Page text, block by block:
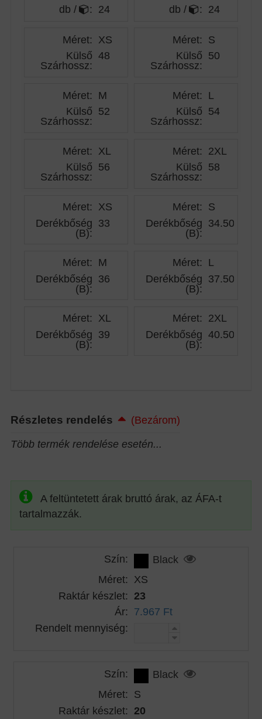
db / : 24 db / : 24
Méret: XS
Külső
Szárhossz:
48
Méret: S
Külső
Szárhossz:
50
Méret: M
Külső
Szárhossz:
52
Méret: L
Külső
Szárhossz:
54
Méret: XL
Külső
Szárhossz:
56
Méret: 2XL
Külső
Szárhossz:
58
Méret: XS
Derékbőség
(B):
33
Méret: S
Derékbőség
(B):
34.50
Méret: M
Derékbőség
(B):
36
Méret: L
Derékbőség
(B):
37.50
Méret: XL
Derékbőség
(B):
39
Méret: 2XL
Derékbőség
(B):
40.50
Részletes rendelés
(Bezárom)
Több termék rendelése esetén...
A feltüntetett árak bruttó árak, az ÁFA-t
tartalmazzák.
Szín:
Black
Méret: XS
Raktár készlet: 23
Ár: 7.967 Ft
Rendelt mennyiség:
Szín:
Black
Méret: S
Raktár készlet: 20